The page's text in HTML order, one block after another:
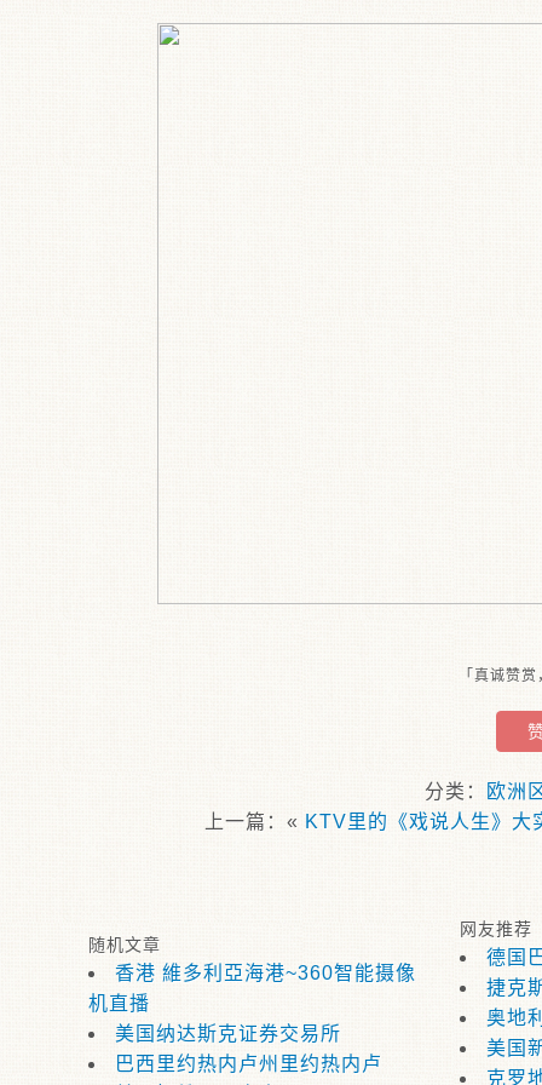
「真诚赞
分类：
欧洲
上一篇：« KTV里的《戏说人生》大
随机文章
香港 維多利亞海港~360智能摄像
机直播
美国纳达斯克证券交易所
巴西里约热内卢州里约热内卢
网友推荐
德国
捷克
奥地
美国
克罗